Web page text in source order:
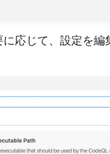
応じて、設定を